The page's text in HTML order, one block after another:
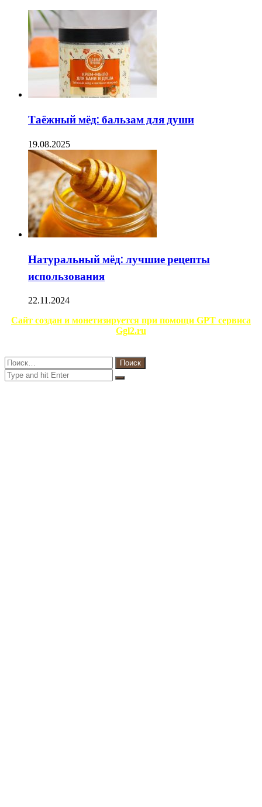
Таёжный мёд: бальзам для души
19.08.2025
Натуральный мёд: лучшие рецепты
использования
22.11.2024
Facebook
Twitter
WhatsApp
Telegram
Сайт создан и монетизируется при помощи GPT сервиса
Ggl2.ru
Close
Найти:
Close
Search